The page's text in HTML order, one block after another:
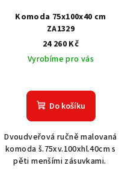
Akát vintage BT1551
Komoda 75x100x40 cm
ZA1329
24 260 Kč
Vyrobíme pro vás
Do košíku
Dvoudveřová ručně malovaná
komoda š.75xv.100xhl.40cm s
pěti menšími zásuvkami.